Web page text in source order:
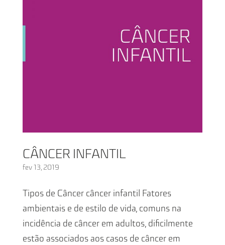
CÂNCER INFANTIL
fev 13, 2019
Tipos de Câncer câncer infantil Fatores
ambientais e de estilo de vida, comuns na
incidência de câncer em adultos, dificilmente
estão associados aos casos de câncer em